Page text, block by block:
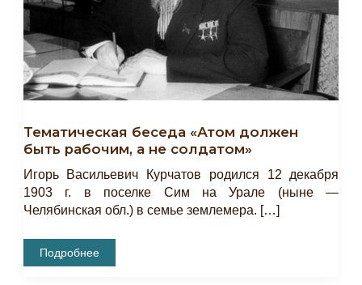
Тематическая беседа «Атом должен
быть рабочим, а не солдатом»
Игорь Васильевич Курчатов родился 12 декабря
1903 г. в поселке Сим на Урале (ныне —
Челябинская обл.) в семье землемера. […]
Тематическая
Беседа
Подробнее